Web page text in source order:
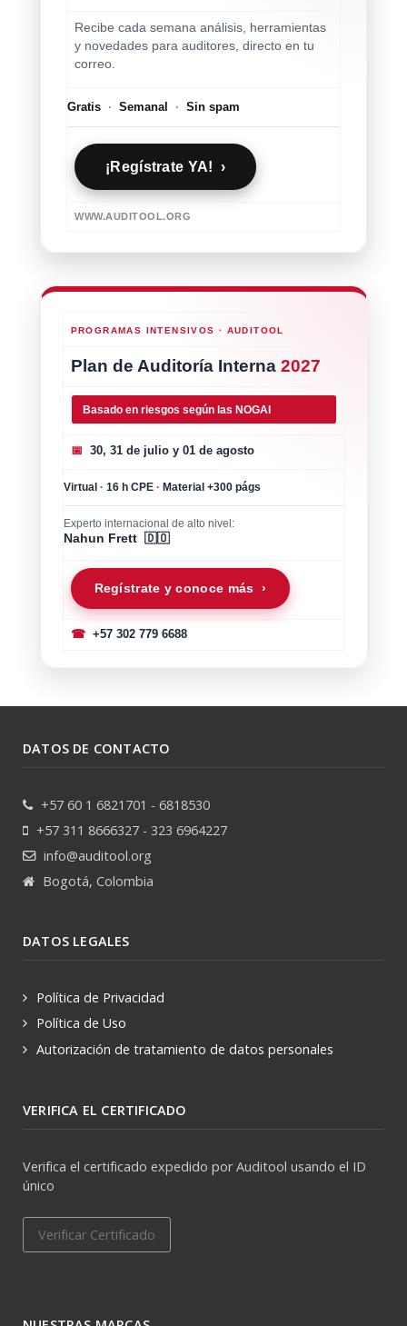
Recibe cada semana análisis, herramientas
y novedades para auditores, directo en tu
correo.
Gratis · Semanal · Sin spam
¡Regístrate YA! ›
WWW.AUDITOOL.ORG
PROGRAMAS INTENSIVOS · AUDITOOL
Plan de Auditoría Interna 2027
Basado en riesgos según las NOGAI
📅 30, 31 de julio y 01 de agosto
Virtual · 16 h CPE · Material +300 págs
Experto internacional de alto nivel:
Nahun Frett 🇩🇴
Regístrate y conoce más ›
☎+57 302 779 6688
DATOS DE CONTACTO
+57 60 1 6821701 - 6818530
+57 311 8666327 - 323 6964227
info@auditool.org
Bogotá, Colombia
DATOS LEGALES
Política de Privacidad
Política de Uso
Autorización de tratamiento de datos personales
VERIFICA EL CERTIFICADO
Verifica el certificado expedido por Auditool usando el ID
único
Verificar Certificado